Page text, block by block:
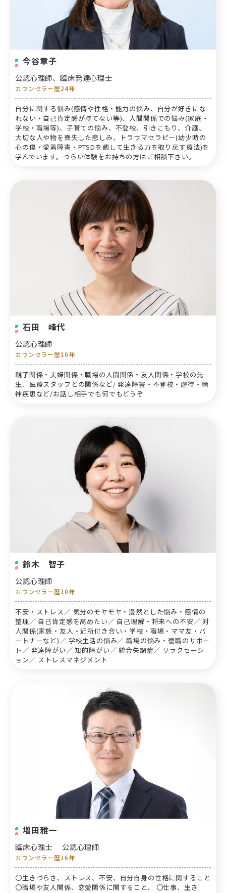
今谷章子
公認心理師、臨床発達心理士
カウンセラー歴24年
自分に関する悩み(感情や性格・能力の悩み、自分が好きにな
れない・自己肯定感が持てない等)、人間関係での悩み(家庭・
学校・職場等)、子育ての悩み、不登校、引きこもり、介護、
大切な人や物を喪失した悲しみ、トラウマセラピー(幼少時の
心の傷・愛着障害・PTSDを癒して生きる力を取り戻す療法)を
学んでいます。つらい体験をお持ちの方はご相談下さい。
石田 峰代
公認心理師
カウンセラー歴10年
親子関係・夫婦関係・職場の人間関係・友人関係・学校の先
生、医療スタッフとの関係など/ 発達障害・不登校・虐待・精
神疾患など/お話し相手でも何でもどうぞ
鈴木 智子
公認心理師
カウンセラー歴10年
不安・ストレス／ 気分のモヤモヤ・漫然とした悩み・感情の
整理／ 自己肯定感を高めたい／ 自己理解・将来への不安／ 対
人関係(家族・友人・近所付き合い・学校・職場・ママ友・パ
ートナーなど)／ 学校生活の悩み／ 職場の悩み・復職のサポー
ト／ 発達障がい／ 知的障がい／ 統合失調症／ リラクセーシ
ョン／ ストレスマネジメント
増田雅一
臨床心理士 公認心理師
カウンセラー歴16年
〇生きづらさ、ストレス、不安、自分自身の性格に関すること
〇職場や友人関係、恋愛関係に関すること、 〇仕事、生き